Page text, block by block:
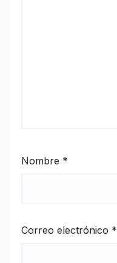
Nombre *
Correo electrónico *